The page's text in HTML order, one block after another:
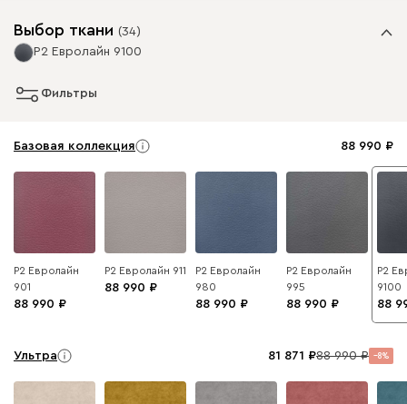
Выбор ткани (34)
Р2 Евролайн 9100
Фильтры
Базовая коллекция 88 990
Р2 Евролайн
901
88 990
Р2 Евролайн 911
88 990
Р2 Евролайн
980
88 990
Р2 Евролайн
995
88 990
Р2
9100
88
Ультра 81 871 88 990 8